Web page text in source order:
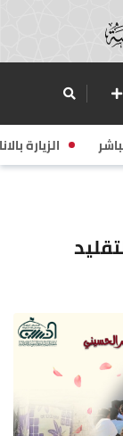
الزيارة
الشباب(2) التقليد